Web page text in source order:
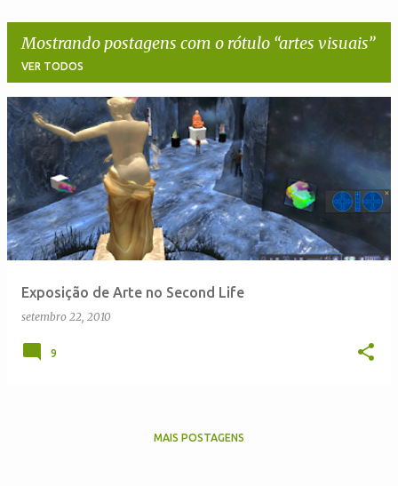
Mostrando postagens com o rótulo artes visuais
VER TODOS
P
o
s
t
a
g
Exposição de Arte no Second Life
setembro 22, 2010
9
MAIS POSTAGENS